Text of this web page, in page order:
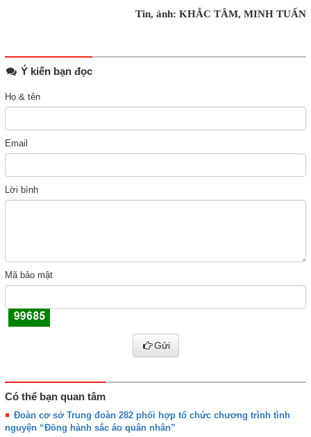
Tin, ảnh: KHẮC TÂM, MINH TUẤN
Ý kiến bạn đọc
Họ & tên
Email
Lời bình
Mã bảo mật
Gửi
Có thể bạn quan tâm
Đoàn cơ sở Trung đoàn 282 phối hợp tổ chức chương trình tình
nguyện “Đồng hành sắc áo quân nhân”